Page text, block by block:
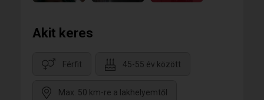
Akit keres
Férfit 45-55 év között
Max. 50 km-re a lakhelyemtől